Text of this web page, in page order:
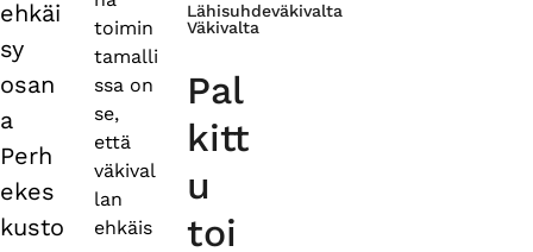
ehkäi
sy
osan
a
Perh
ekes
kusto
toimin
tamalli
ssa on
se,
että
väkival
lan
ehkäis
Lähisuhdeväkivalta
Väkivalta
Pal
kitt
u
toi